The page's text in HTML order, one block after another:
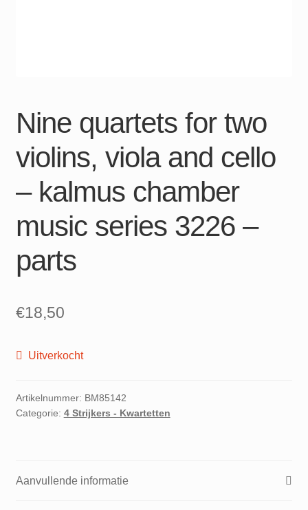
Nine quartets for two
violins, viola and cello
– kalmus chamber
music series 3226 –
parts
€18,50
Uitverkocht
Artikelnummer: BM85142
Categorie: 4 Strijkers - Kwartetten
Aanvullende informatie